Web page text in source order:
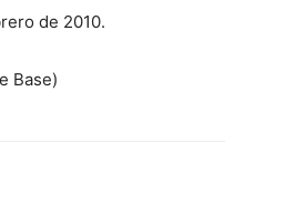
de 2010.
Base)